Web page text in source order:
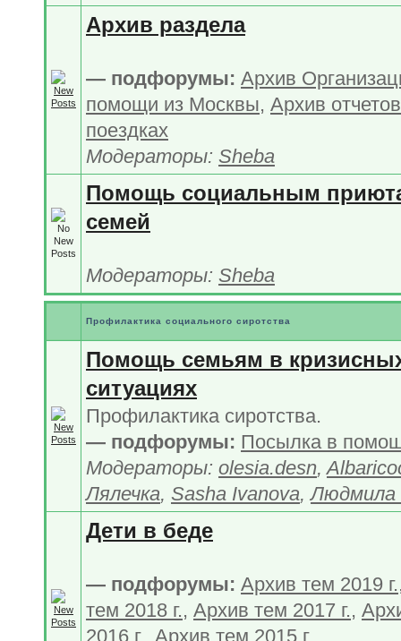
Архив раздела
— подфорумы: Архив
помощи из Москвы, Архив
поездках
Модераторы: Sheba
Помощь социальным
семей
Модераторы: Sheba
Профилактика социального сиротства
Помощь семьям в
ситуациях
Профилактика сиротства.
— подфорумы: Посылка в
Модераторы: olesia.desn,
Лялечка, Sasha Ivanova,Людмила
Дети в беде
— подфорумы: Архив тем 2019 г.
тем 2018 г., Архив тем 2017 г.,
2016 г.
Архив тем 2015 г.